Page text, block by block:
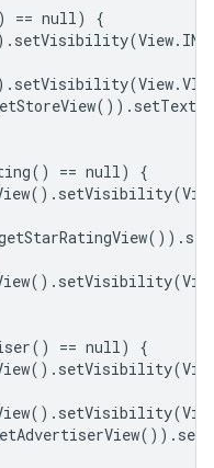
== null)
{
. setVisibility(View.
. setVisibility(View.
()) . setText
() == null)
{
() . setVisibility(
()) .
() . setVisibility(
() == null)
{
() . setVisibility(
() . setVisibility(
()) .